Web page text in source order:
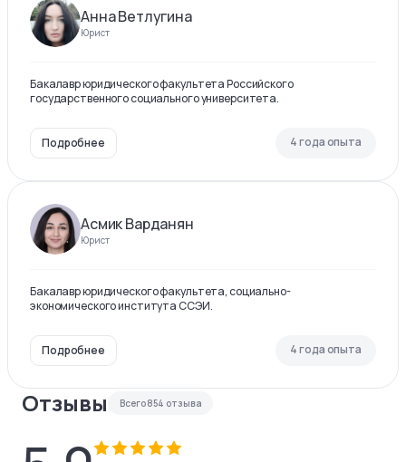
Анна Ветлугина
Юрист
Бакалавр юридического факультета Российского
государственного социального университета.
Подробнее 4 года опыта
Асмик Варданян
Юрист
Бакалавр юридического факультета, социально-
экономического института ССЭИ.
Подробнее 4 года опыта
Отзывы Всего854 отзыва